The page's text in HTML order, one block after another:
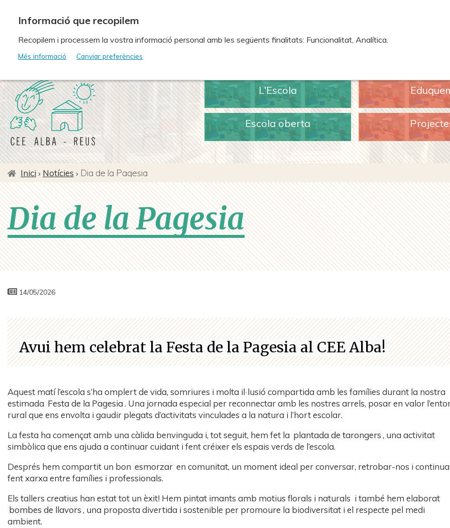
L'Escola
Escola oberta
Fil
d'ariadna
Inici Notícies Dia de la Pagesia
Dia de la Pagesia
14/05/2026
Avui hem celebrat la Festa de la Pagesia al CEE Alba!
Aquest matí l’escola s’ha omplert de vida, somriures i molta il·lusió compartida amb les famílies durant la nostra
estimada Festa de la Pagesia. Una jornada especial per reconnectar amb les nostres arrels, posar en valor
rural que ens envolta i gaudir plegats d’activitats vinculades a la natura i l’hort escolar.
La festa ha començat amb una càlida benvinguda i, tot seguit, hem fet la plantada de tarongers, una activitat
simbòlica que ens ajuda a continuar cuidant i fent créixer els espais verds de l’escola.
Després hem compartit un bon esmorzar en comunitat, un moment ideal per conversar, retrobar-nos i
fent xarxa entre famílies i professionals.
Els tallers creatius han estat tot un èxit! Hem pintat imants amb motius florals i naturals i també hem elaborat
bombes de llavors, una proposta divertida i sostenible per promoure la biodiversitat i el respecte pel medi
ambient.
Recopilem i processem la vostra informació personal amb les següents finalitats: Funcionalitat, Analítica.
Més informació Canviar preferències